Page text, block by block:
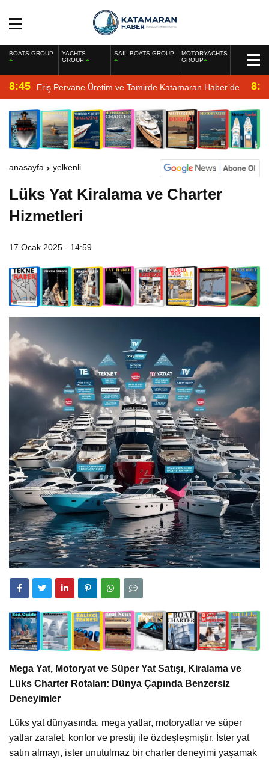
BOATS GROUP
YACHTS
GROUP
SAIL BOATS GROUP
MOTORYACHTS
GROUP
8:45 Eriş Pervane Üretim ve Tamirde Katamaran Haber’de
anasayfa yelkenli
Lüks Yat Kiralama ve Charter
Hizmetleri
17 Ocak 2025 - 14:59
Mega Yat, Motoryat ve Süper Yat Satışı, Kiralama ve
Lüks Charter Rotaları: Dünya Çapında Benzersiz
Deneyimler
Lüks yat dünyasında, mega yatlar, motoryatlar ve süper
yatlar zarafet, konfor ve prestij ile özdeşleşmiştir. İster yat
satın almayı, ister unutulmaz bir charter deneyimi yaşamak